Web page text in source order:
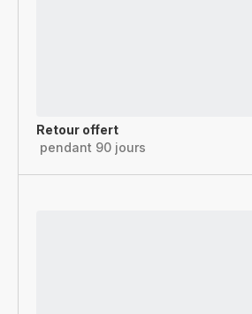
Retour offert
pendant 90 jours